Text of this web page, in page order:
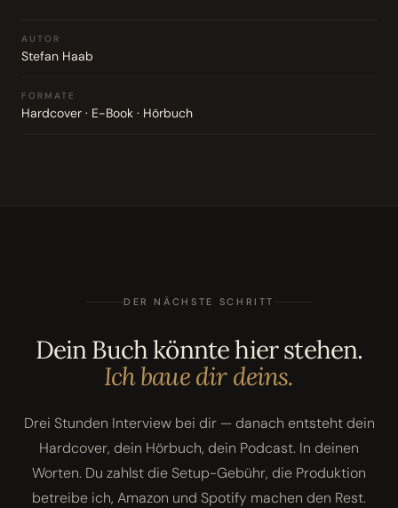
AUTOR
Stefan Haab
FORMATE
Hardcover · E-Book · Hörbuch
DER NÄCHSTE SCHRITT
Dein Buch könnte hier stehen.
Ich baue dir deins.
Drei Stunden Interview bei dir — danach entsteht dein
Hardcover, dein Hörbuch, dein Podcast. In deinen
Worten. Du zahlst die Setup-Gebühr, die Produktion
betreibe ich, Amazon und Spotify machen den Rest.